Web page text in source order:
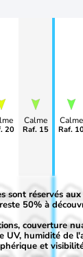
20
Calme
Raf. 15
Calme
Raf.
50%
30%
50%
30%
sont réservés
50% à
couverture
UV, humidité de
et